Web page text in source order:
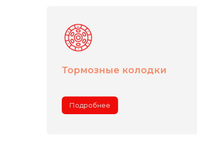
Тормозные колодки
Подробнее